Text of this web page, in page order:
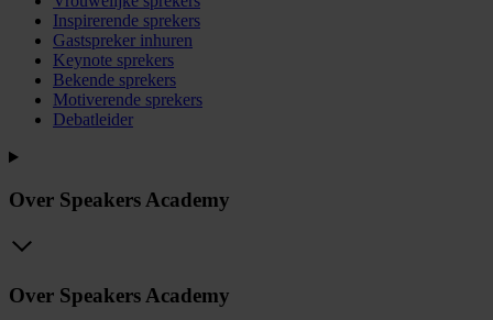
Inspirerende sprekers
Gastspreker inhuren
Keynote sprekers
Bekende sprekers
Motiverende sprekers
Debatleider
Over Speakers Academy
Over Speakers Academy